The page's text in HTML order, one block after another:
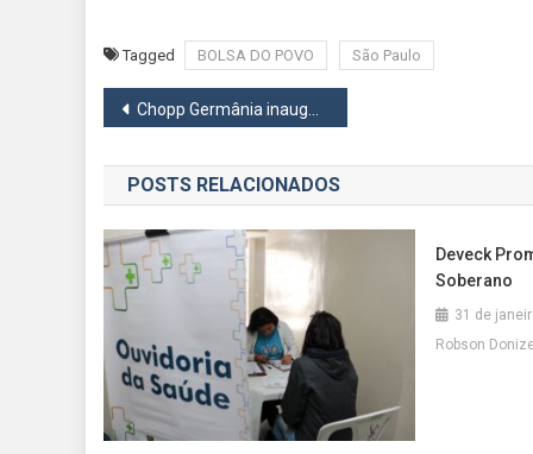
Tagged BOLSA DO POVO São Paulo
Navegação
de
Post
Chopp Germânia inaugura nova loja em Osasco
POSTS RELACIONADOS
Deveck
Soberano
31 de
Robson